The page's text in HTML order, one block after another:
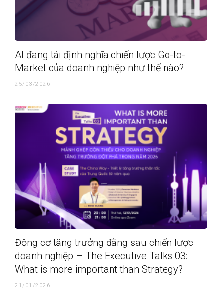
AI đang tái định nghĩa chiến lược Go-to-
Market của doanh nghiệp như thế nào?
25/03/2026
Động cơ tăng trưởng đằng sau chiến lược
doanh nghiệp – The Executive Talks 03:
What is more important than Strategy?
21/01/2026